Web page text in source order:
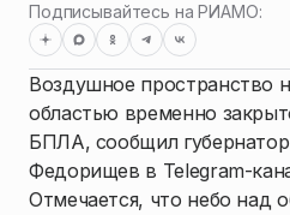
Подписывайтесь на РИАМО:
Воздушное пространство
областью временно
БПЛА, сообщил губернатор
Федорищев в Telegram-
Отмечается, что небо над